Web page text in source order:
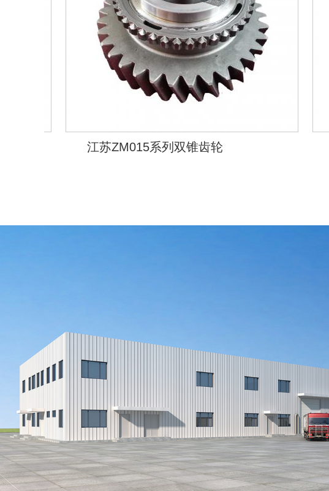
江苏ZM015系列双锥齿轮 江苏